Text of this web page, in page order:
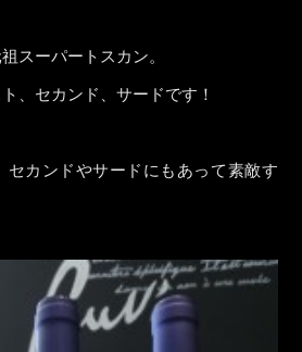
スーパートスカン。
、セカンド、サードです！
セカンドやサードにもあって素敵す